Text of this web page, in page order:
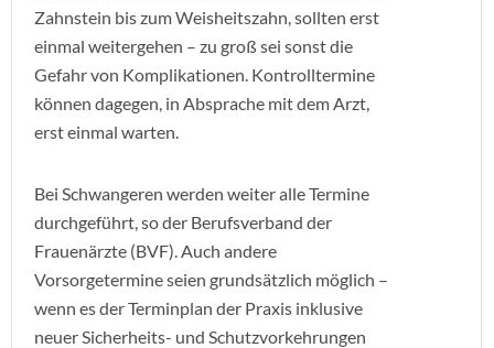
Zahnstein bis zum Weisheitszahn, sollten erst
einmal weitergehen – zu groß sei sonst die
Gefahr von Komplikationen. Kontrolltermine
können dagegen, in Absprache mit dem Arzt,
erst einmal warten.
Bei Schwangeren werden weiter alle Termine
durchgeführt, so der Berufsverband der
Frauenärzte (BVF). Auch andere
Vorsorgetermine seien grundsätzlich möglich –
wenn es der Terminplan der Praxis inklusive
neuer Sicherheits- und Schutzvorkehrungen